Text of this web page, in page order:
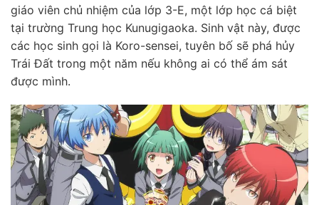
giáo viên chủ nhiệm của lớp 3-E, một lớp học cá biệt
tại trường Trung học Kunugigaoka. Sinh vật này, được
các học sinh gọi là Koro-sensei, tuyên bố sẽ phá hủy
Trái Đất trong một năm nếu không ai có thể ám sát
được mình.